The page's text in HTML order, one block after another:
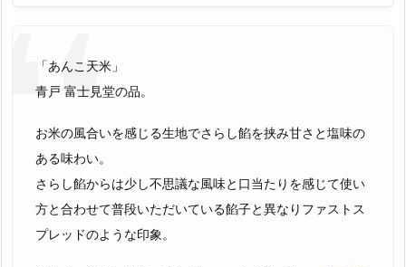
「あんこ天米」
青戸 富士見堂の品。
お米の風合いを感じる生地でさらし餡を挟み甘さと塩味の
ある味わい。
さらし餡からは少し不思議な風味と口当たりを感じて使い
方と合わせて普段いただいている餡子と異なりファストス
プレッドのような印象。